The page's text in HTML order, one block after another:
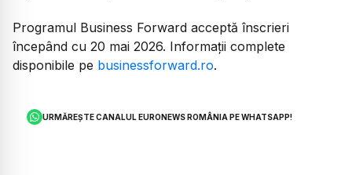
Programul Business Forward acceptă înscrieri
începând cu 20 mai 2026. Informații complete
disponibile pe businessforward.ro.
URMĂREȘTE CANALUL EURONEWS ROMÂNIA PE WHATSAPP!